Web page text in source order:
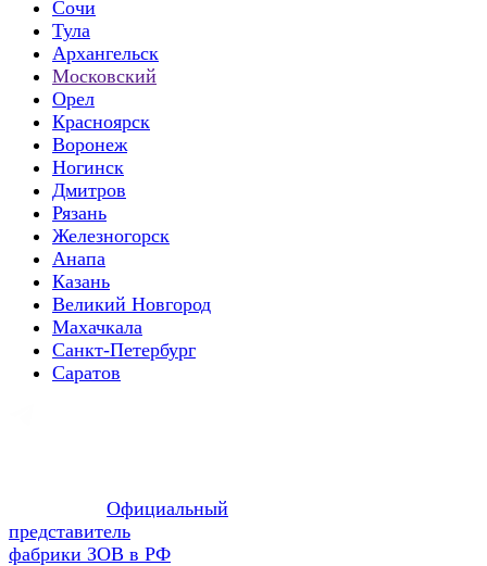
Сочи
Тула
Архангельск
Московский
Орел
Красноярск
Воронеж
Ногинск
Дмитров
Рязань
Железногорск
Анапа
Казань
Великий Новгород
Махачкала
Санкт-Петербург
Саратов
Официальный
представитель
фабрики ЗОВ в РФ